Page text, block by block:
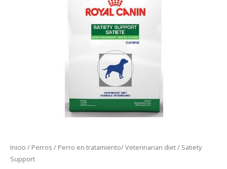
Inicio / Perros / Perro en tratamiento/ Veterinarian diet/ Satiety
Support